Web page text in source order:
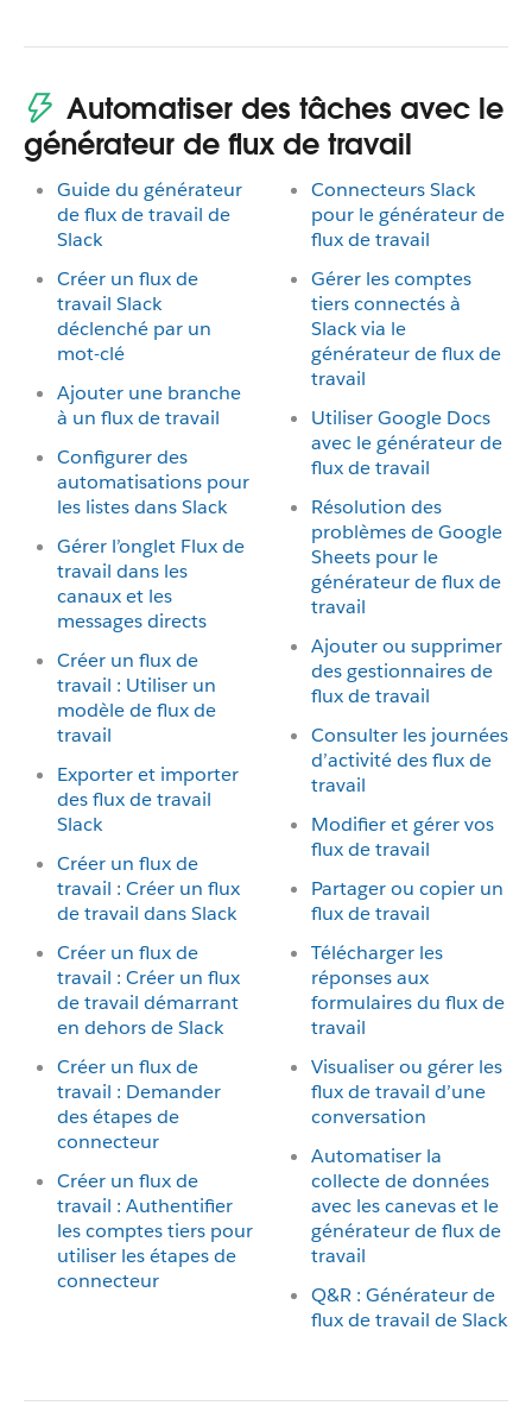
Automatiser des tâches avec le
générateur de flux de travail
Guide du générateur
de flux de travail de
Slack
Créer un flux de
travail Slack
déclenché par un
mot-clé
Ajouter une branche
à un flux de travail
Configurer des
automatisations pour
les listes dans Slack
Gérer l’onglet Flux de
travail dans les
canaux et les
messages directs
Créer un flux de
travail : Utiliser un
modèle de flux de
travail
Exporter et importer
des flux de travail
Slack
Créer un flux de
travail : Créer un flux
de travail dans Slack
Créer un flux de
travail : Créer un flux
de travail démarrant
en dehors de Slack
Créer un flux de
travail : Demander
des étapes de
connecteur
Créer un flux de
travail : Authentifier
les comptes tiers pour
utiliser les étapes de
connecteur
Connecteurs Slack
pour le générateur de
flux de travail
Gérer les comptes
tiers connectés à
Slack via le
générateur de flux de
travail
Utiliser Google Docs
avec le générateur de
flux de travail
Résolution des
problèmes de Google
Sheets pour le
générateur de flux de
travail
Ajouter ou supprimer
des gestionnaires de
flux de travail
Consulter les journées
d’activité des flux de
travail
Modifier et gérer vos
flux de travail
Partager ou copier un
flux de travail
Télécharger les
réponses aux
formulaires du flux de
travail
Visualiser ou gérer les
flux de travail d’une
conversation
Automatiser la
collecte de données
avec les canevas et le
générateur de flux de
travail
Q&R : Générateur de
flux de travail de Slack